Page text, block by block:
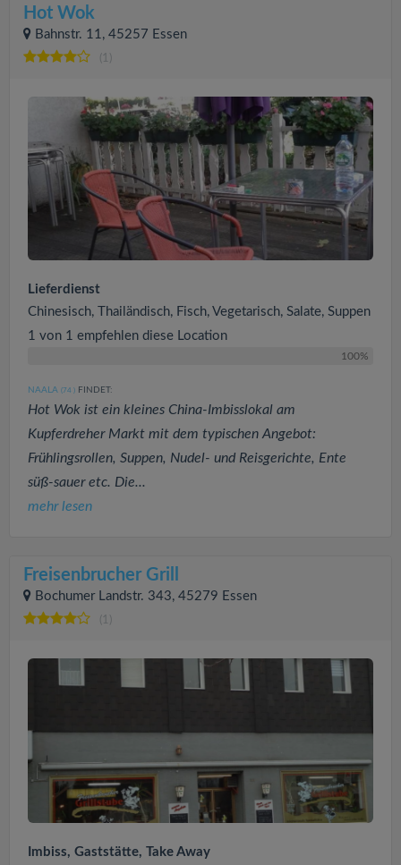
Hot Wok
Bahnstr. 11, 45257 Essen
(1)
Lieferdienst
Chinesisch, Thailändisch, Fisch, Vegetarisch, Salate, Suppen
1 von 1 empfehlen diese Location
100%
NAALA (74 ) FINDET:
Hot Wok ist ein kleines China-Imbisslokal am
Kupferdreher Markt mit dem typischen Angebot:
Frühlingsrollen, Suppen, Nudel- und Reisgerichte, Ente
süß-sauer etc. Die...
mehr lesen
Freisenbrucher Grill
Bochumer Landstr. 343, 45279 Essen
Imbiss, Gaststätte, Take Away